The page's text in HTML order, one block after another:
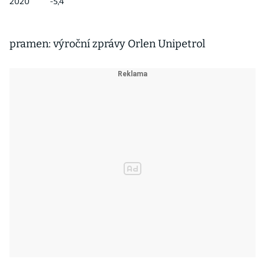
pramen: výroční zprávy Orlen Unipetrol